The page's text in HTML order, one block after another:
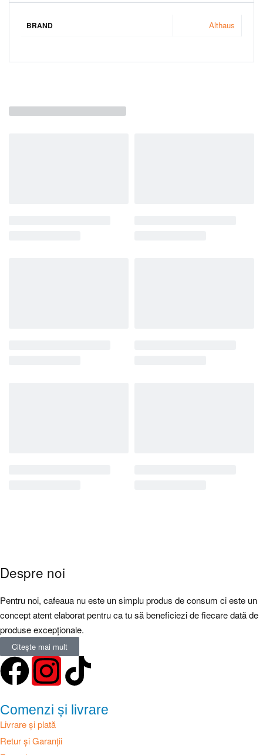
BRAND Althaus
Despre noi
Pentru noi, cafeaua nu este un simplu produs de consum ci este un
concept atent elaborat pentru ca tu să beneficiezi de fiecare dată de
produse excepționale.
Citește mai mult
Comenzi și livrare
Livrare și plată
Retur și Garanții